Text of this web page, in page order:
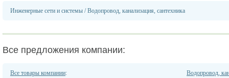
Инженерные сети и системы /Водопровод, канализация, сантехника
Все предложения компании:
Все товары компании:
Водопровод,